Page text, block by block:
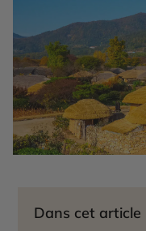
Dans cet article